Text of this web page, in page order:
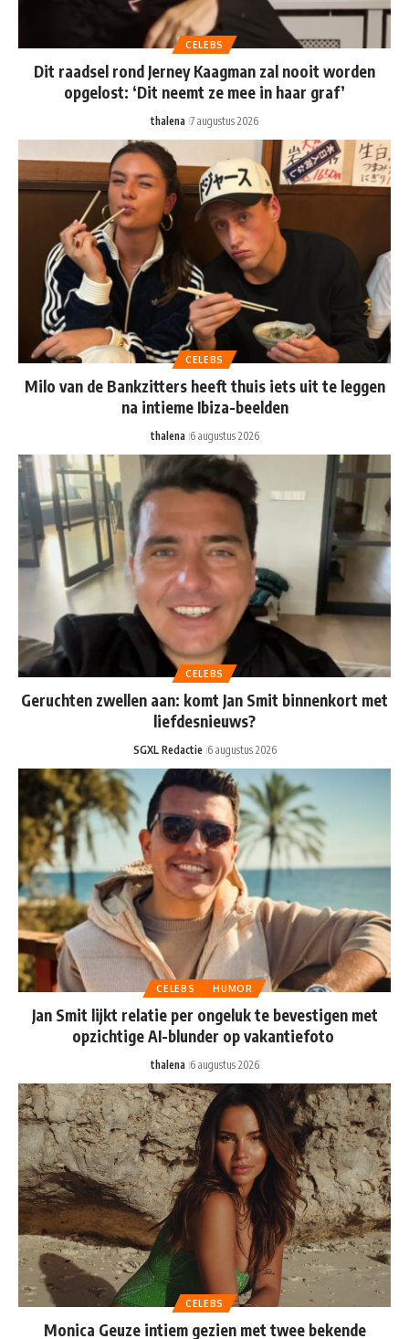
CELEBS
Dit raadsel rond Jerney Kaagman zal nooit worden
opgelost: ‘Dit neemt ze mee in haar graf’
thalena 7 augustus 2026
CELEBS
Milo van de Bankzitters heeft thuis iets uit te leggen
na intieme Ibiza-beelden
thalena 6 augustus 2026
CELEBS
Geruchten zwellen aan: komt Jan Smit binnenkort met
liefdesnieuws?
SGXL Redactie 6 augustus 2026
CELEBS HUMOR
Jan Smit lijkt relatie per ongeluk te bevestigen met
opzichtige AI-blunder op vakantiefoto
thalena 6 augustus 2026
CELEBS
Monica Geuze intiem gezien met twee bekende